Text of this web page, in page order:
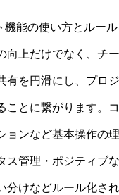
機能の使い方とルー
向上だけでなく、チ
有を円滑にし、プロ
ことに繋がります。
ョンなど基本操作の
ス管理・ポジティブ
分けなどルール化さ